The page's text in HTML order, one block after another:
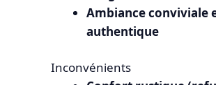
Ambiance conviviale
authentique
Inconvénients